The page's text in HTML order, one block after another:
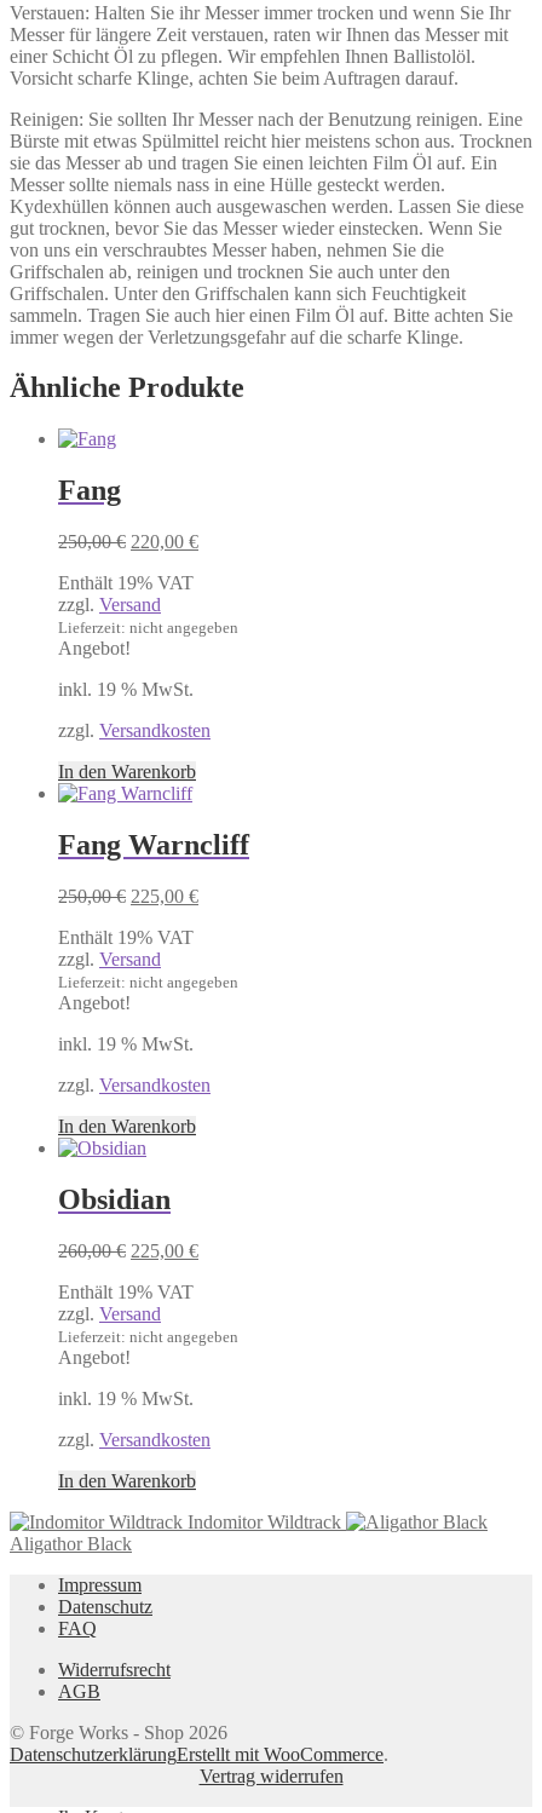
Verstauen: Halten Sie ihr Messer immer trocken und wenn Sie Ihr
Messer für längere Zeit verstauen, raten wir Ihnen das Messer mit
einer Schicht Öl zu pflegen. Wir empfehlen Ihnen Ballistolöl.
Vorsicht scharfe Klinge, achten Sie beim Auftragen darauf.
Reinigen: Sie sollten Ihr Messer nach der Benutzung reinigen. Eine
Bürste mit etwas Spülmittel reicht hier meistens schon aus. Trocknen
sie das Messer ab und tragen Sie einen leichten Film Öl auf. Ein
Messer sollte niemals nass in eine Hülle gesteckt werden.
Kydexhüllen können auch ausgewaschen werden. Lassen Sie diese
gut trocknen, bevor Sie das Messer wieder einstecken. Wenn Sie
von uns ein verschraubtes Messer haben, nehmen Sie die
Griffschalen ab, reinigen und trocknen Sie auch unter den
Griffschalen. Unter den Griffschalen kann sich Feuchtigkeit
sammeln. Tragen Sie auch hier einen Film Öl auf. Bitte achten Sie
immer wegen der Verletzungsgefahr auf die scharfe Klinge.
Ähnliche Produkte
Fang
250,00€ Ursprünglicher
war:
250,00 €
220,00 €Aktueller
Enthält 19% VAT
zzgl. Versand
Lieferzeit: nicht angegeben
Angebot!
inkl. 19 % MwSt.
zzgl. Versandkosten
In den Warenkorb
Fang Warncliff
250,00€ Ursprünglicher
war:
250,00 €
225,00 €Aktueller
Enthält 19% VAT
zzgl. Versand
Lieferzeit: nicht angegeben
Angebot!
inkl. 19 % MwSt.
zzgl. Versandkosten
In den Warenkorb
Obsidian
260,00€ Ursprünglicher
war:
260,00 €
225,00 €Aktueller
Enthält 19% VAT
zzgl. Versand
Lieferzeit: nicht angegeben
Angebot!
inkl. 19 % MwSt.
zzgl. Versandkosten
In den Warenkorb
Indomitor Wildtrack
Aligathor Black
Impressum
Datenschutz
FAQ
Widerrufsrecht
AGB
© Forge Works - Shop 2026
DatenschutzerklärungErstellt mit WooCommerce.
Vertrag widerrufen